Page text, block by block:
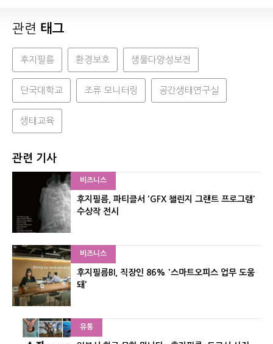
관련 태그
후지필름 환경보호 생물다양성보전
단국대학교 조류 모니터링 공간생태연구실
생태교육
관련 기사
비즈니스
후지필름, 파티클서 'GFX 챌린지 그랜트 프로그램'
수상작 전시
비즈니스
후지필름BI, 직장인 86% '스마트오피스 업무 도움
돼'
유통